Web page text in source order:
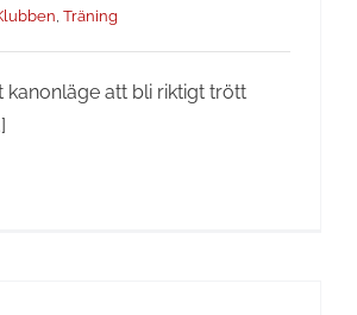
, Träning
kanonläge att bli riktigt trött